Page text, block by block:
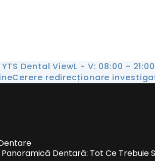
Dental ViewL - V: 08:00 -
Cerere redirecționare
Dentară: Tot Ce Trebuie